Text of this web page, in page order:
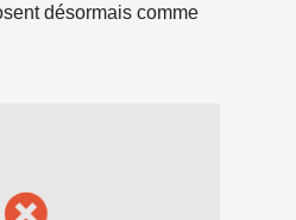
désormais comme